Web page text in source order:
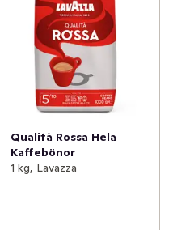
Qualità Rossa Hela
Kaffebönor
1 kg, Lavazza